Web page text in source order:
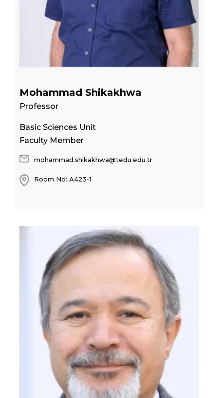
Mohammad Shikakhwa
Professor
Basic Sciences Unit
Faculty Member
mohammad.shikakhwa@tedu.edu.tr
Room No: A423-1